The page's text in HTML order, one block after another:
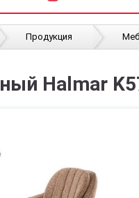
/ Продукция /
Halmar